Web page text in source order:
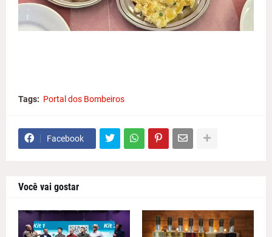
Tags: Portal dos Bombeiros
Facebook
Você vai gostar